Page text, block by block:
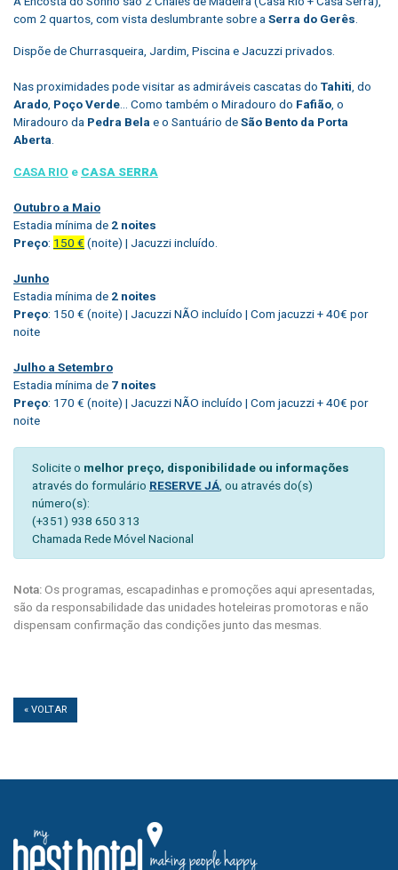
com 2 quartos, com vista deslumbrante sobre a Serra do Gerês
Dispõe de Churrasqueira, Jardim, Piscina e Jacuzzi privados.
Nas proximidades pode visitar as admiráveis cascatas do Tahiti , do
Arado Poço Verde ... Como também o Miradouro do Fafião , o
Miradouro da Pedra Bela e o Santuário deSão Bento da Porta
Aberta
CASA RIO e CASA SERRA
Outubro a Maio
Estadia mínima de 2 noites
Preço: 150 € (noite) | Jacuzzi incluído.
Junho
Estadia mínima de 2 noites
Preço: 150 € (noite) | Jacuzzi NÃO incluído | Com jacuzzi + 40€ por
noite
Julho a Setembro
Estadia mínima de 7 noites
Preço: 170 € (noite) | Jacuzzi NÃO incluído | Com jacuzzi + 40€ por
noite
Solicite o melhor preço, disponibilidade ou informações
através do formulário RESERVE JÁ , ou através do(s)
número(s):
(+351) 938 650 313
Chamada Rede Móvel Nacional
Nota:Os programas, escapadinhas e promoções aqui apresentadas,
são da responsabilidade das unidades hoteleiras promotoras e não
dispensam confirmação das condições junto das mesmas.
« VOLTAR